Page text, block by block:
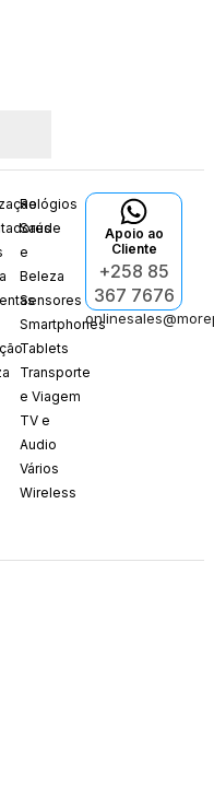
Relógios
Saúde
e
Beleza
Sensores
Smartphones
Tablets
Transporte
e Viagem
TV e
Audio
Vários
Wireless
Apoio ao
Cliente
+258 85
367 7676